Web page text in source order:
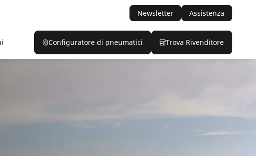
Newsletter Assistenza
Configuratore di pneumatici Trova Rivenditore